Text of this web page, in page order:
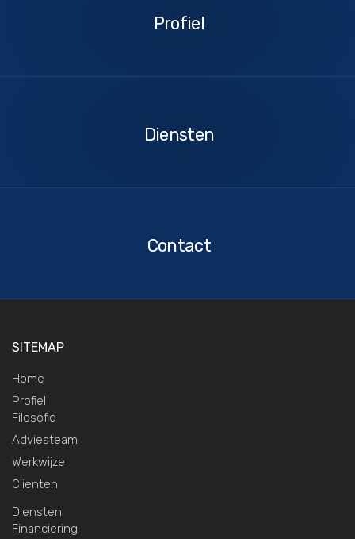
Profiel
Diensten
Contact
SITEMAP
Home
Profiel
Filosofie
Adviesteam
Werkwijze
Clienten
Diensten
Financiering